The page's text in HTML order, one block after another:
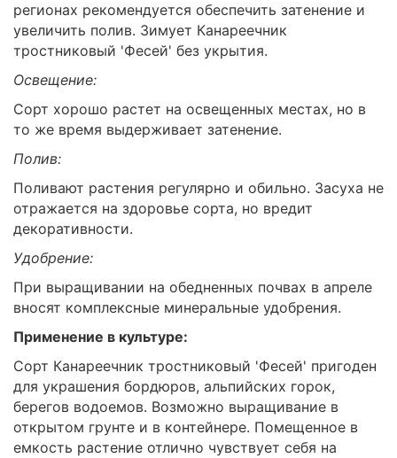
регионах рекомендуется обеспечить затенение и
увеличить полив. Зимует Канареечник
тростниковый 'Фесей' без укрытия.
Освещение:
Сорт хорошо растет на освещенных местах, но в
то же время выдерживает затенение.
Полив:
Поливают растения регулярно и обильно. Засуха не
отражается на здоровье сорта, но вредит
декоративности.
Удобрение:
При выращивании на обедненных почвах в апреле
вносят комплексные минеральные удобрения.
Применение в культуре:
Сорт Канареечник тростниковый 'Фесей' пригоден
для украшения бордюров, альпийских горок,
берегов водоемов. Возможно выращивание в
открытом грунте и в контейнере. Помещенное в
емкость растение отлично чувствует себя на